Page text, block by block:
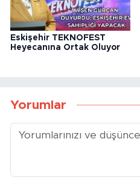
Eskişehir TEKNOFEST
Heyecanına Ortak Oluyor
Yorumlar